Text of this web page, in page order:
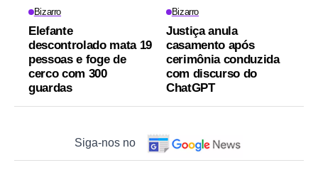
Bizarro
Elefante
descontrolado mata 19
pessoas e foge de
cerco com 300
guardas
Bizarro
Justiça anula
casamento após
cerimônia conduzida
com discurso do
ChatGPT
Siga-nos no